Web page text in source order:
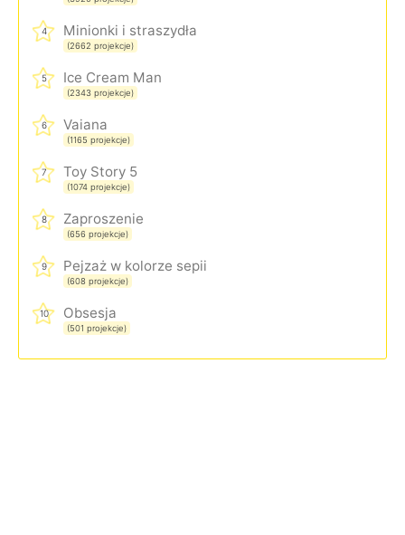
4 Minionki i straszydła
(2662 projekcje)
5 Ice Cream Man
(2343 projekcje)
6 Vaiana
(1165 projekcje)
7 Toy Story 5
(1074 projekcje)
8 Zaproszenie
(656 projekcje)
9 Pejzaż w kolorze sepii
(608 projekcje)
10 Obsesja
(501 projekcje)